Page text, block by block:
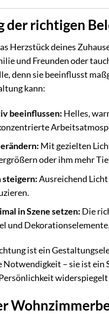
der richtigen
Herzstück deines
und Freunden oder
denn sie beeinflusst
kann:
beeinflussen: Helles,
Mit gezielten
oder ihm mehr
steigern:Ausreichend
in Szene setzen: Die
und Dekorationselemente.
ist ein
– sie ist ein